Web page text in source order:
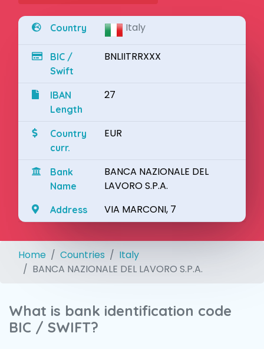
Country Italy
BIC /
Swift
BNLIITRRXXX
IBAN
Length
27
Country
curr.
EUR
Bank
Name
BANCA NAZIONALE DEL
LAVORO S.P.A.
Address VIA MARCONI, 7
Home Countries
Italy
BANCA NAZIONALE DEL LAVORO S.P.A.
What is bank identification code
BIC / SWIFT?